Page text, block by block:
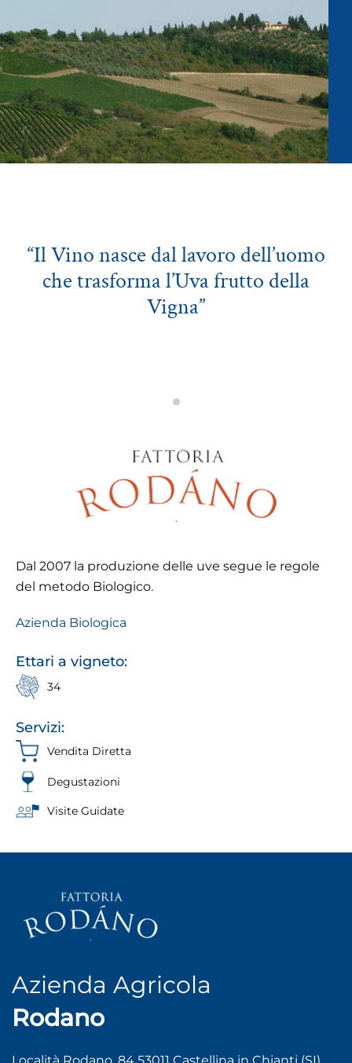
“Il Vino nasce dal lavoro dell’uomo
che trasforma l’Uva frutto della
Vigna”
Dal 2007 la produzione delle uve segue le regole
del metodo Biologico.
Azienda Biologica
Ettari a vigneto:
34
Servizi:
Vendita Diretta
Degustazioni
Visite Guidate
Azienda Agricola
Rodano